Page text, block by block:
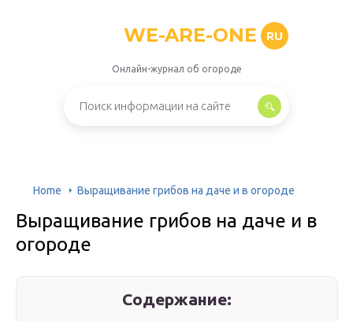
WE-ARE-ONE RU
Онлайн-журнал об огороде
Home Выращивание грибов на даче и в огороде
Выращивание грибов на даче и в
огороде
Содержание: